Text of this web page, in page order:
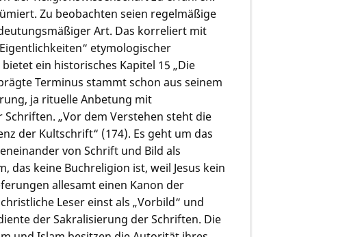
Zu beobachten seien regelmäßige
Art. Das korreliert mit
etymologischer
ein historisches Kapitel 15 „Die
Terminus stammt schon aus seinem
ja rituelle Anbetung mit
„Vor dem Verstehen steht die
der Kultschrift“ (174). Es geht um das
von Schrift und Bild als
das keine Buchreligion ist, weil Jesus kein
allesamt einen Kanon der
Leser einst als „Vorbild“ und
der Sakralisierung der Schriften. Die